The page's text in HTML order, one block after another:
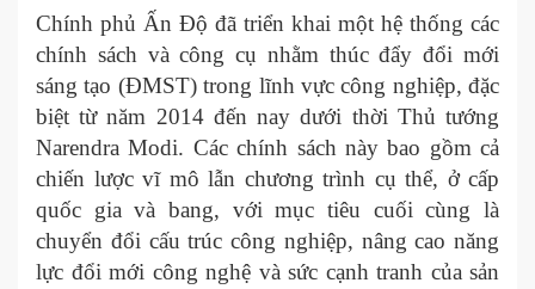
Chính phủ Ấn Độ đã triển khai một hệ thống các
chính sách và công cụ nhằm thúc đẩy đổi mới
sáng tạo (ĐMST) trong lĩnh vực công nghiệp, đặc
biệt từ năm 2014 đến nay dưới thời Thủ tướng
Narendra Modi. Các chính sách này bao gồm cả
chiến lược vĩ mô lẫn chương trình cụ thể, ở cấp
quốc gia và bang, với mục tiêu cuối cùng là
chuyển đổi cấu trúc công nghiệp, nâng cao năng
lực đổi mới công nghệ và sức cạnh tranh của sản